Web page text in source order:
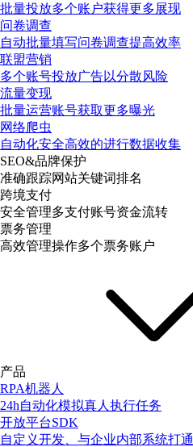
批量投放多个账户获得更多展现
问卷调查
自动批量填写问卷调查提高效率
联盟营销
多个账号投放广告以分散风险
流量变现
批量运营账号获取更多曝光
网络爬虫
自动化安全高效的进行数据收集
SEO&品牌保护
准确跟踪网站关键词排名
跨境支付
安全管理多支付账号资金流转
票务管理
高效管理操作多个票务账户
产品
RPA机器人
24h自动化模拟真人执行任务
开放平台SDK
自定义开发、与企业内部系统打通